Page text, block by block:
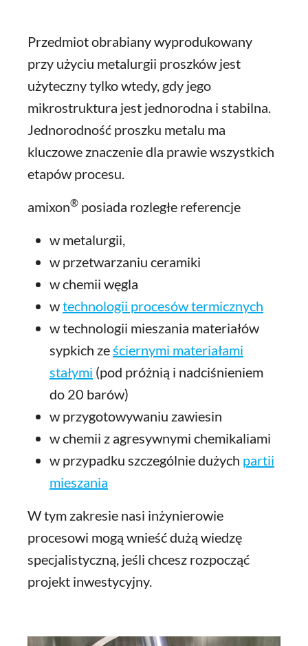
Przedmiot obrabiany wyprodukowany
przy użyciu metalurgii proszków jest
użyteczny tylko wtedy, gdy jego
mikrostruktura jest jednorodna i stabilna.
Jednorodność proszku metalu ma
kluczowe znaczenie dla prawie wszystkich
etapów procesu.
amixon® posiada rozległe referencje
w metalurgii,
w przetwarzaniu ceramiki
w chemii węgla
wtechnologii procesów termicznych
w technologii mieszania materiałów
sypkich ześciernymi materiałami
stałymi (pod próżnią i nadciśnieniem
do 20 barów)
w przygotowywaniu zawiesin
w chemii z agresywnymi chemikaliami
w przypadku szczególnie dużych partii
mieszania
W tym zakresie nasi inżynierowie
procesowi mogą wnieść dużą wiedzę
specjalistyczną, jeśli chcesz rozpocząć
projekt inwestycyjny.